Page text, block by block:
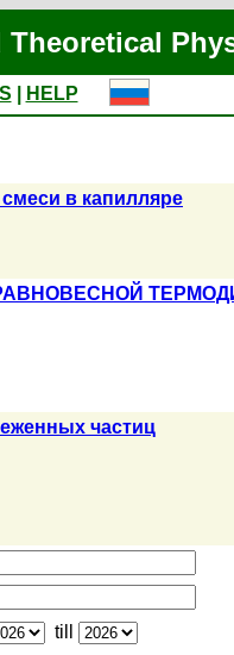
HELP
в капилляре
частиц
till